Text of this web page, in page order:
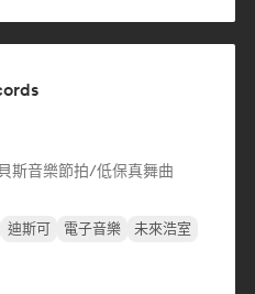
貝斯音樂節拍/低保真舞曲
迪斯可 電子音樂
未來浩室